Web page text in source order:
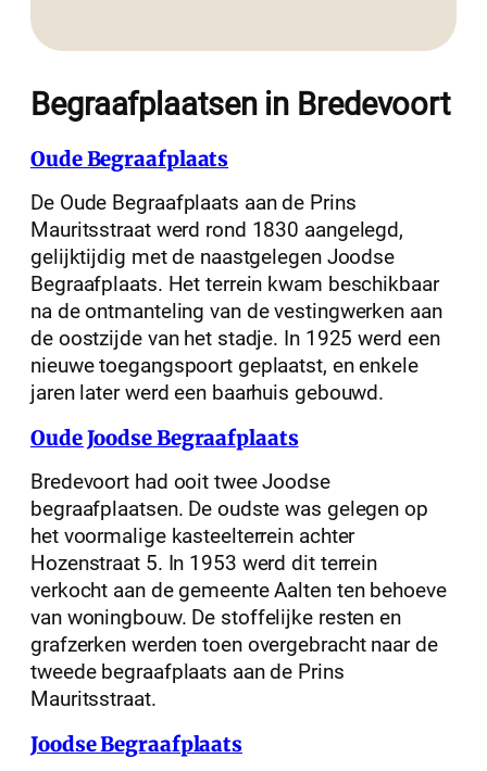
Begraafplaatsen in Bredevoort
Oude Begraafplaats
De Oude Begraafplaats aan de Prins
Mauritsstraat werd rond 1830 aangelegd,
gelijktijdig met de naastgelegen Joodse
Begraafplaats. Het terrein kwam beschikbaar
na de ontmanteling van de vestingwerken aan
de oostzijde van het stadje. In 1925 werd een
nieuwe toegangspoort geplaatst, en enkele
jaren later werd een baarhuis gebouwd.
Oude Joodse Begraafplaats
Bredevoort had ooit twee Joodse
begraafplaatsen. De oudste was gelegen op
het voormalige kasteelterrein achter
Hozenstraat 5. In 1953 werd dit terrein
verkocht aan de gemeente Aalten ten behoeve
van woningbouw. De stoffelijke resten en
grafzerken werden toen overgebracht naar de
tweede begraafplaats aan de Prins
Mauritsstraat.
Joodse Begraafplaats